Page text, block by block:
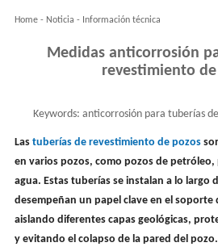
Home- Noticia - Información técnica
Medidas anticorrosión
revestimiento
Keywords: anticorrosión para tuberías
revestimiento de pozo
Las tuberías de revestimiento de pozos
en varios pozos, como pozos de petróleo,
agua. Estas tuberías se instalan a lo largo
desempeñan un papel clave en el soporte
aislando diferentes capas geológicas,
y evitando el colapso de la pared del